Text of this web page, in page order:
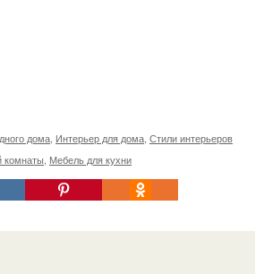
дома Интерьер для дома Стили интерьеров
комнаты Мебель для кухни